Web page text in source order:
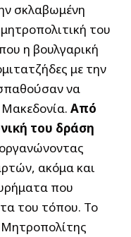
σκλαβωμένη
του
η βουλγαρική
με την
να
Μακεδονία. Από
του δράση
ακόμα και
που
του τόπου. Το